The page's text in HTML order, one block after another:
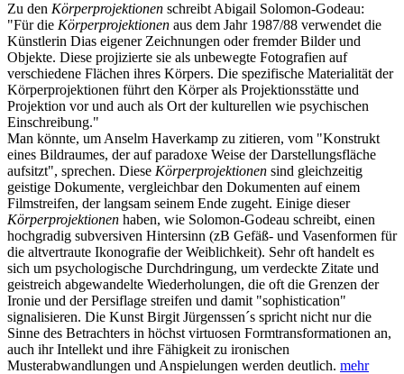
Zu den Körperprojektionen schreibt Abigail Solomon-Godeau:
"Für die Körperprojektionen aus dem Jahr 1987/88 verwendet die
Künstlerin Dias eigener Zeichnungen oder fremder Bilder und
Objekte. Diese projizierte sie als unbewegte Fotografien auf
verschiedene Flächen ihres Körpers. Die spezifische Materialität der
Körperprojektionen führt den Körper als Projektionsstätte und
Projektion vor und auch als Ort der kulturellen wie psychischen
Einschreibung."
Man könnte, um Anselm Haverkamp zu zitieren, vom "Konstrukt
eines Bildraumes, der auf paradoxe Weise der Darstellungsfläche
aufsitzt", sprechen. Diese Körperprojektionen sind gleichzeitig
geistige Dokumente, vergleichbar den Dokumenten auf einem
Filmstreifen, der langsam seinem Ende zugeht. Einige dieser
Körperprojektionen haben, wie Solomon-Godeau schreibt, einen
hochgradig subversiven Hintersinn (zB Gefäß- und Vasenformen für
die altvertraute Ikonografie der Weiblichkeit). Sehr oft handelt es
sich um psychologische Durchdringung, um verdeckte Zitate und
geistreich abgewandelte Wiederholungen, die oft die Grenzen der
Ironie und der Persiflage streifen und damit "sophistication"
signalisieren. Die Kunst Birgit Jürgenssen´s spricht nicht nur die
Sinne des Betrachters in höchst virtuosen Formtransformationen an,
auch ihr Intellekt und ihre Fähigkeit zu ironischen
Musterabwandlungen und Anspielungen werden deutlich. mehr